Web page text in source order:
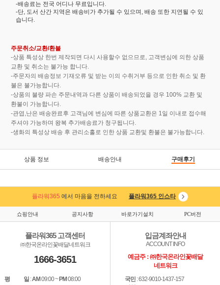
-배송료는 전국 어디나 무료입니다.
-단, 도서 산간 지역은 배송비가 추가될 수 있으며, 배송 또한 지연될 수 있
습니다.
주문취소/교환/환불
-상품 특성상 한번 제작되면 다시 사용할수 없으므로, 고객변심에 의한 상품
교환 및 취소는 불가능 합니다.
-주문자의 배송정보 기재오류 및 받는 이의 수취거부 등으로 인한 취소 및 환
불은 불가능합니다.
-상품의 불량 파손 주문내역과 다른 상품이 배송되었을 경우 100% 교환 및
환불이 가능합니다.
-관엽,난은 배송완료후 고객님에 변심에 따른 상품교환은 1일 이내로 접수해
주셔야 가능하며 왕복 추가배송료가 청구됩니다.
-생화의 특성상 배송 후 관리소홀로 인한 상품 교환및 환불은 불가능합니다.
상품 정보 배송안내 구매후기
플라워365 에서 마음을 전하세요 플라워365 인스타
쇼핑안내 공지사항 바로가기설치 PC버전
플라워365 고객센터
㈜한국온라인꽃배달네트워크
1666-3651
평 일:AM09:00 ~PM08:00
입금계좌안내
ACCOUNT INFO
예금주 : ㈜한국온라인꽃배달
네트워크
국민 : 632-9010-1437-157